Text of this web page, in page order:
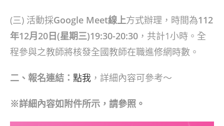
(三) 活動採Google Meet線上方式辦理，時間為112
年12月20日(星期三)19:30-20:30 ，共計1小時。全
程參與之教師將核發全國教師在職進修網時數。
二、報名連結： 點我 ，詳細內容可參考～
※詳細內容如附件所示，請參照。